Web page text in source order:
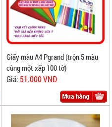
Giấy màu A4 Pgrand (trộn 5 màu
cùng một xấp 100 tờ)
Giá: 51.000 VNĐ